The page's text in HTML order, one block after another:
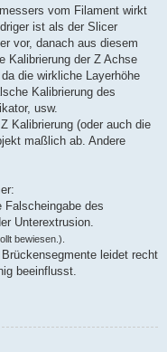
vom Filament wirkt
ist als der Slicer
vor, danach aus diesem
Kalibrierung der Z Achse
die wirkliche Layerhöhe
Kalibrierung des
usw.
Kalibrierung (oder auch die
maßlich ab. Andere
Falscheingabe des
Unterextrusion.
bewiesen.).
leidet recht
beeinflusst.